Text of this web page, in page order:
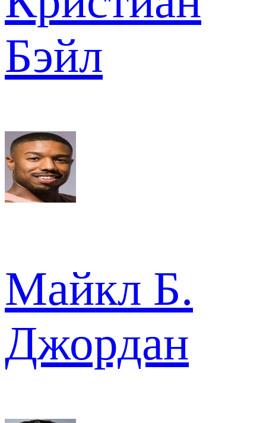
Бэйл
Майкл Б.
Джордан